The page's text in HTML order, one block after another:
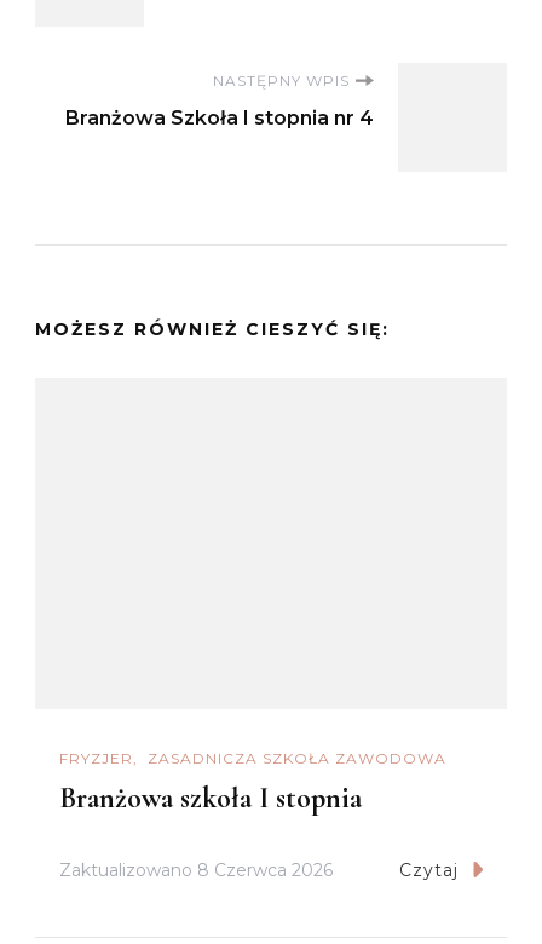
NASTĘPNY WPIS
Branżowa Szkoła I stopnia nr 4
MOŻESZ RÓWNIEŻ CIESZYĆ SIĘ:
FRYZJER ZASADNICZA SZKOŁA ZAWODOWA
Branżowa szkoła I stopnia
Zaktualizowano 8 Czerwca 2026 Czytaj